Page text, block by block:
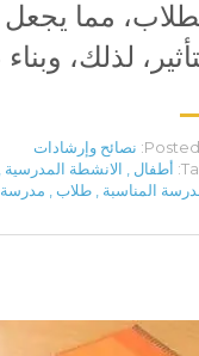
مما يجعل
لذلك،
Posted نصائح وإرشادات
أطفال الانشطة المدرسية
المناسبة
طلاب مدرسة